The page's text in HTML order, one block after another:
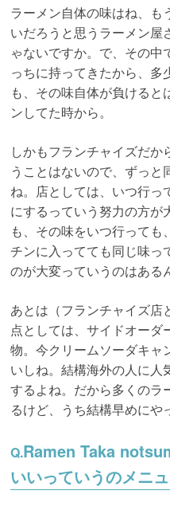
ラーメン自体の味はね、も
いだろうと思うラーメン屋
ゃないですか。で、その中
っちに持ってきたから、多
も、その味自体が負ける
ンしてた時から。
しかもフランチャイズだ
うことはないので、ずっ
ね。店としては、いつ行っ
にするっていう努力の方が
も、その味をいつ行って
チンに入ってても同じ味っ
のが大変っていうのはある
あとは（フランチャイズ店
点としては、サイドオーダ
物。今クリームソーダキャ
いしね。結構海外の人に人
するよね。だから多くのラ
るけど、うち結構早めにや
Q.Ramen Taka
いいっていうのメニ